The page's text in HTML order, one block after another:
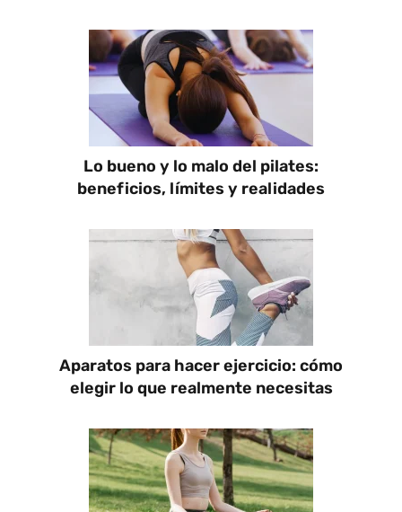
Lo bueno y lo malo del pilates:
beneficios, límites y realidades
Aparatos para hacer ejercicio: cómo
elegir lo que realmente necesitas